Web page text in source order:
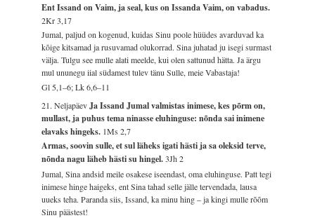
Ent Issand on Vaim, ja seal, kus on Issanda Vaim, on vabadus.
2Kr 3,17
Jumal, paljud on kogenud, kuidas Sinu poole hüüdes avarduvad ka
kõige kitsamad ja rusuvamad olukorrad. Sina juhatad ju isegi surmast
välja. Tulgu see mulle alati meelde, kui olen sattunud hätta. Ja ärgu
mul ununegu iial südamest tulev tänu Sulle, meie Vabastaja!
Gl 5,1–6; Lk 6,6–11
21. NeljapäevJa Issand Jumal valmistas inimese, kes põrm on,
mullast, ja puhus tema ninasse eluhinguse: nõnda sai inimene
elavaks hingeks. 1Ms 2,7
Armas, soovin sulle, et sul läheks igati hästi ja sa oleksid terve,
nõnda nagu läheb hästi su hingel.3Jh 2
Jumal, Sina andsid meile osakese iseendast, oma eluhinguse. Patt tegi
inimese hinge haigeks, ent Sina tahad selle jälle tervendada, lausa
uueks teha. Paranda siis, Issand, ka minu hing – ja kingi mulle rõõm
Sinu päästest!